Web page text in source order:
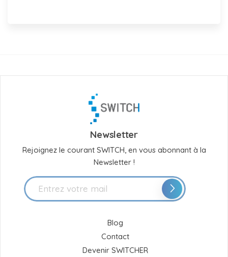
Newsletter
Rejoignez le courant SWITCH, en vous abonnant à la
Newsletter !
Blog
Contact
Devenir SWITCHER